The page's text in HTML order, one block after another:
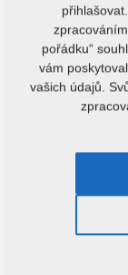
pořádku“
vám
vašich údajů.